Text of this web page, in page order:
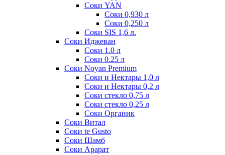
Соки YAN
Соки 0,930 л
Соки 0,250 л
Соки SIS 1,6 л.
Соки Иджеван
Соки 1.0 л
Соки 0.25 л
Соки Noyan Premium
Соки и Нектары 1,0 л
Соки и Нектары 0,2 л
Соки стекло 0,75 л
Соки стекло 0,25 л
Соки Органик
Соки Витал
Соки te Gusto
Соки Шамб
Соки Арарат